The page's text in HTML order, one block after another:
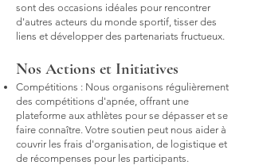
sont des occasions idéales pour rencontrer
d'autres acteurs du monde sportif, tisser des
liens et développer des partenariats fructueux.
Nos Actions et Initiatives
Compétitions : Nous organisons régulièrement
des compétitions d'apnée, offrant une
plateforme aux athlètes pour se dépasser et se
faire connaître. Votre soutien peut nous aider à
couvrir les frais d'organisation, de logistique et
de récompenses pour les participants.